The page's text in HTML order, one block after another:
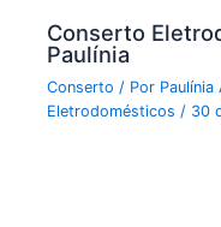
Conserto
Paulínia
Conserto / Por Paulínia
Eletrodomésticos/ 30